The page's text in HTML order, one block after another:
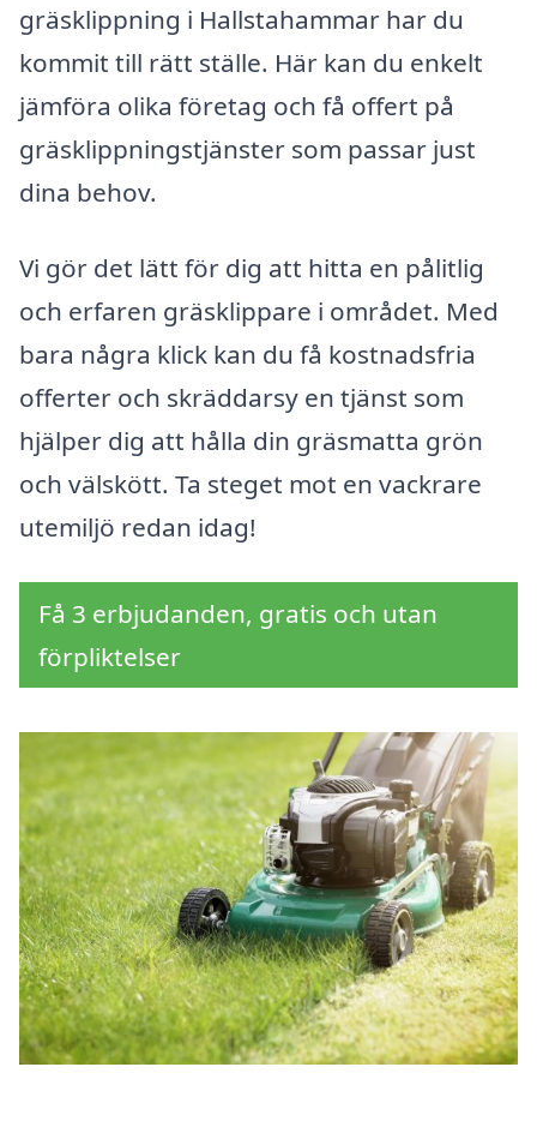
gräsklippning i Hallstahammar har du
kommit till rätt ställe. Här kan du enkelt
jämföra olika företag och få offert på
gräsklippningstjänster som passar just
dina behov.
Vi gör det lätt för dig att hitta en pålitlig
och erfaren gräsklippare i området. Med
bara några klick kan du få kostnadsfria
offerter och skräddarsy en tjänst som
hjälper dig att hålla din gräsmatta grön
och välskött. Ta steget mot en vackrare
utemiljö redan idag!
Få 3 erbjudanden, gratis och utan
förpliktelser